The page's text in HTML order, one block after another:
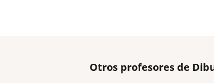
Otros profesores de